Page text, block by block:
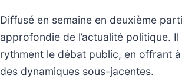
Diffusé en semaine en deuxième
approfondie de l’actualité politique.
rythment le débat public, en offrant
des dynamiques sous-jacentes.